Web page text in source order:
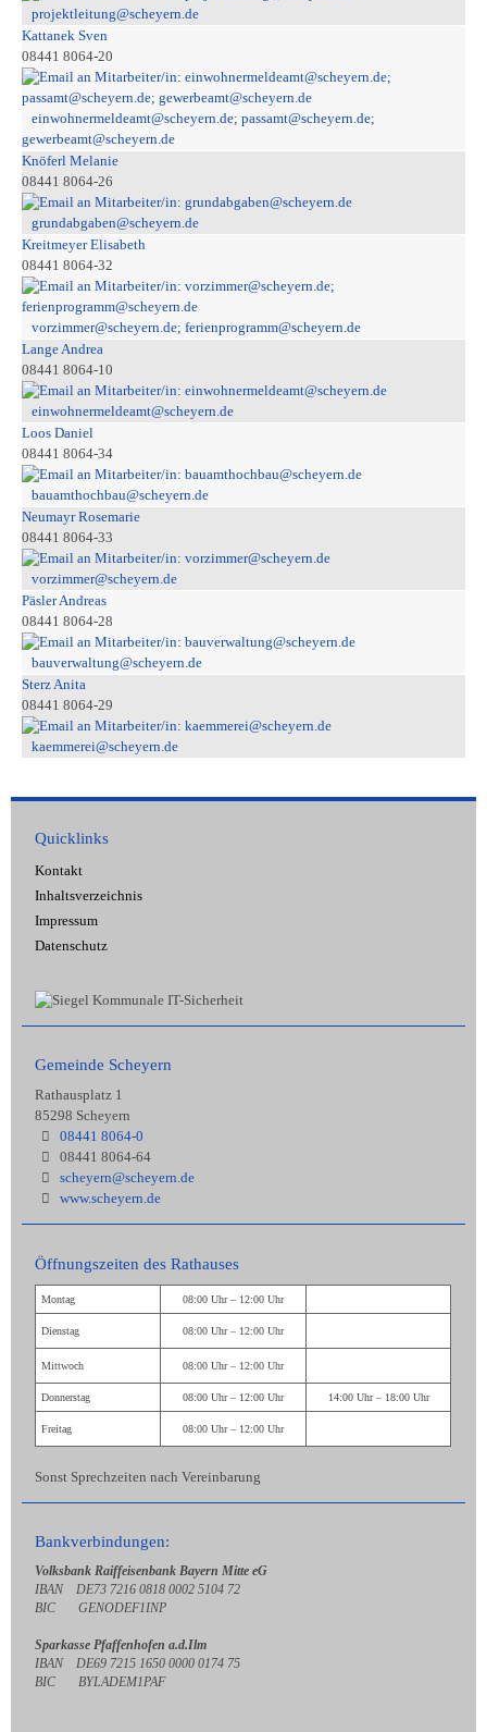
projektleitung@scheyern.de
Kattanek Sven
08441 8064-20
einwohnermeldeamt@scheyern.de; passamt@scheyern.de;
gewerbeamt@scheyern.de
Knöferl Melanie
08441 8064-26
grundabgaben@scheyern.de
Kreitmeyer Elisabeth
08441 8064-32
vorzimmer@scheyern.de; ferienprogramm@scheyern.de
Lange Andrea
08441 8064-10
einwohnermeldeamt@scheyern.de
Loos Daniel
08441 8064-34
bauamthochbau@scheyern.de
Neumayr Rosemarie
08441 8064-33
vorzimmer@scheyern.de
Päsler Andreas
08441 8064-28
bauverwaltung@scheyern.de
Sterz Anita
08441 8064-29
kaemmerei@scheyern.de
Quicklinks
Kontakt
Inhaltsverzeichnis
Impressum
Datenschutz
Gemeinde Scheyern
Rathausplatz 1
85298 Scheyern
08441 8064-0
08441 8064-64
scheyern@scheyern.de
www.scheyern.de
Öffnungszeiten des Rathauses
Montag 08:00 Uhr – 12:00 Uhr
Dienstag 08:00 Uhr – 12:00 Uhr
Mittwoch 08:00 Uhr – 12:00 Uhr
Donnerstag 08:00 Uhr – 12:00 Uhr 14:00 Uhr – 18:00 Uhr
Freitag 08:00 Uhr – 12:00 Uhr
Sonst Sprechzeiten nach Vereinbarung
Bankverbindungen:
Volksbank Raiffeisenbank Bayern Mitte eG
IBAN DE73 7216 0818 0002 5104 72
BIC GENODEF1INP
Sparkasse Pfaffenhofen a.d.Ilm
IBAN DE69 7215 1650 0000 0174 75
BIC BYLADEM1PAF